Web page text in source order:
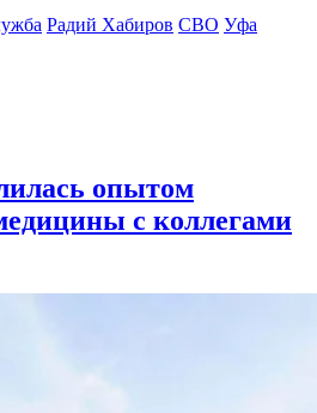
Радий Хабиров СВО Уфа
опытом
с коллегами